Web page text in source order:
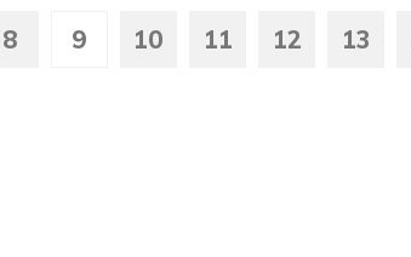
8 9 10 11 12 13